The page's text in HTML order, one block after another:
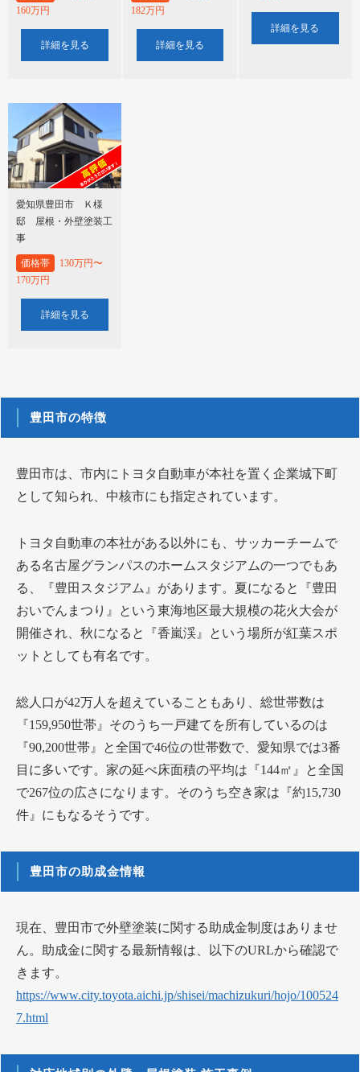
160万円
詳細を見る
182万円
詳細を見る
詳細を見る
愛知県豊田市 Ｋ様
邸 屋根・外壁塗装工
事
価格帯
130万円〜
170万円
詳細を見る
豊田市の特徴
豊田市は、市内にトヨタ自動車が本社を置く企業城下町
として知られ、中核市にも指定されています。
トヨタ自動車の本社がある以外にも、サッカーチームで
ある名古屋グランパスのホームスタジアムの一つでもあ
る、『豊田スタジアム』があります。夏になると『豊田
おいでんまつり』という東海地区最大規模の花火大会が
開催され、秋になると『香嵐渓』という場所が紅葉スポ
ットとしても有名です。
総人口が42万人を超えていることもあり、総世帯数は
『159,950世帯』そのうち一戸建てを所有しているのは
『90,200世帯』と全国で46位の世帯数で、愛知県では3番
目に多いです。家の延べ床面積の平均は『144㎡』と全国
で267位の広さになります。そのうち空き家は『約15,730
件』にもなるそうです。
豊田市の助成金情報
現在、豊田市で外壁塗装に関する助成金制度はありませ
ん。助成金に関する最新情報は、以下のURLから確認で
きます。
https://www.city.toyota.aichi.jp/shisei/machizukuri/hojo/100524
7.html